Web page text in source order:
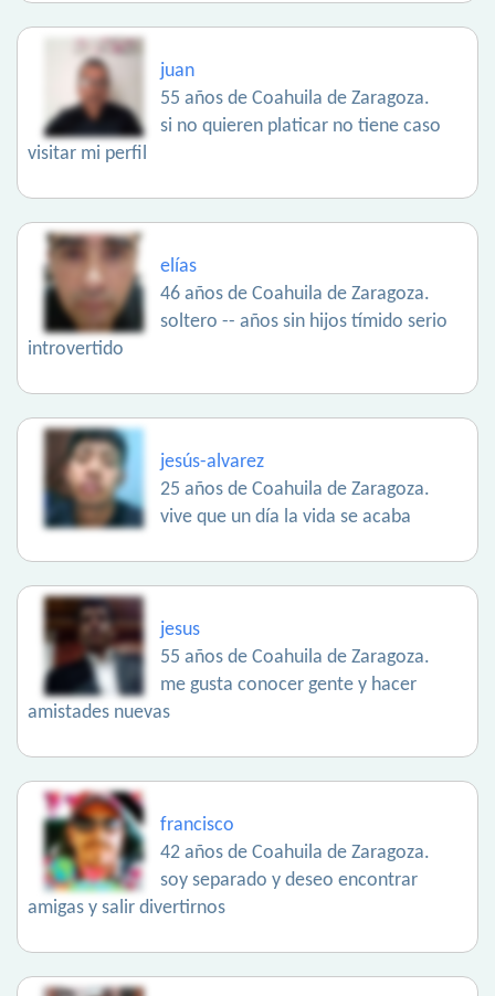
juan
55 años de Coahuila de Zaragoza.
si no quieren platicar no tiene caso
visitar mi perfil
elías
46 años de Coahuila de Zaragoza.
soltero -- años sin hijos tímido serio
introvertido
jesús-alvarez
25 años de Coahuila de Zaragoza.
vive que un día la vida se acaba
jesus
55 años de Coahuila de Zaragoza.
me gusta conocer gente y hacer
amistades nuevas
francisco
42 años de Coahuila de Zaragoza.
soy separado y deseo encontrar
amigas y salir divertirnos